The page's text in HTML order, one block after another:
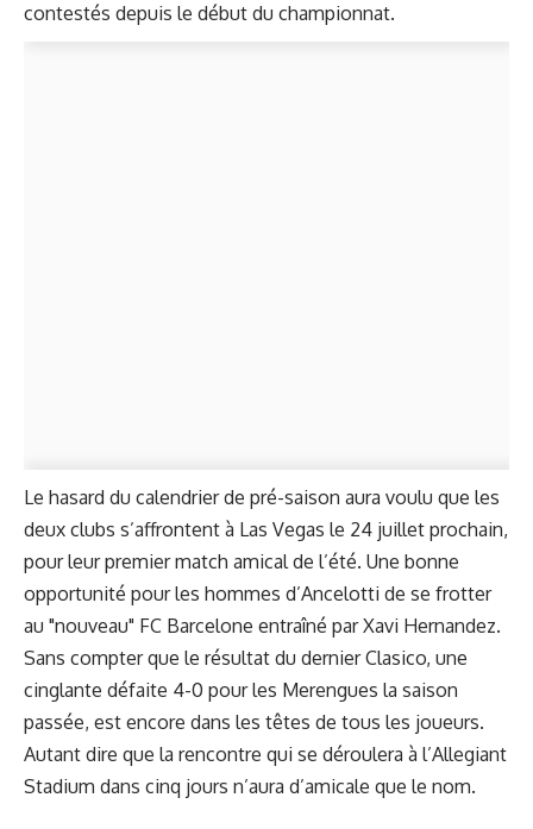
contestés depuis le début du championnat.
Le hasard du calendrier de pré-saison aura voulu que les
deux clubs s’affrontent à Las Vegas le 24 juillet prochain,
pour leur premier match amical de l’été. Une bonne
opportunité pour les hommes d’Ancelotti de se frotter
au "nouveau" FC Barcelone entraîné par Xavi Hernandez.
Sans compter que le résultat du dernier Clasico, une
cinglante défaite 4-0 pour les Merengues la saison
passée, est encore dans les têtes de tous les joueurs.
Autant dire que la rencontre qui se déroulera à l’Allegiant
Stadium dans cinq jours n’aura d’amicale que le nom.